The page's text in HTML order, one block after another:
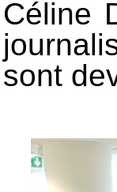
Céline
sont